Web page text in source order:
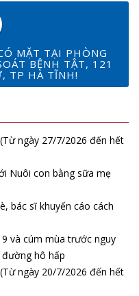
MẶT TẠI PHÒNG
BỆNH TẬT, 121
TP HÀ TĨNH!
ngày 27/7/2026 đến hết
Nuôi con bằng sữa mẹ
bác sĩ khuyến cáo cách
và cúm mùa trước nguy
hô hấp
ngày 20/7/2026 đến hết